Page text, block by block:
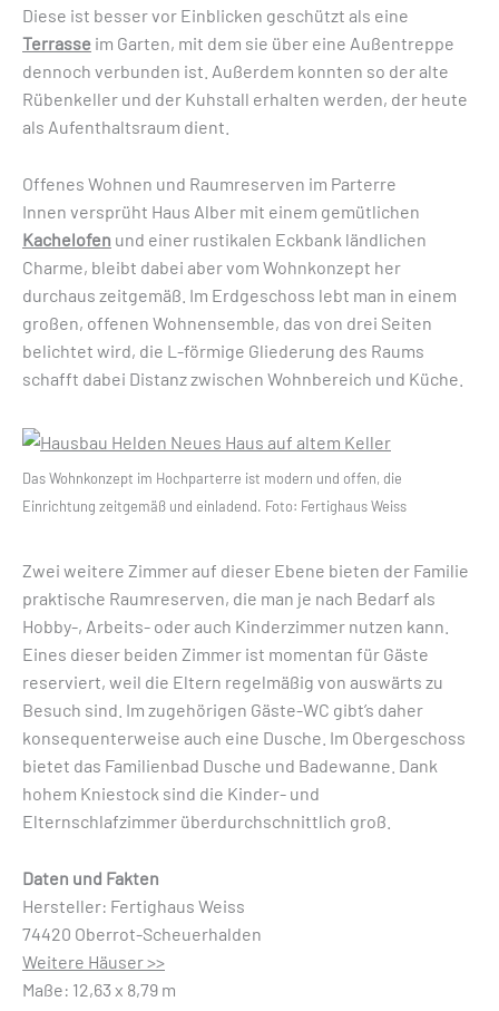
Diese ist besser vor Einblicken geschützt als eine
Terrasse im Garten, mit dem sie über eine Außentreppe
dennoch verbunden ist. Außerdem konnten so der alte
Rübenkeller und der Kuhstall erhalten werden, der heute
als Aufenthaltsraum dient.
Offenes Wohnen und Raumreserven im Parterre
Innen versprüht Haus Alber mit einem gemütlichen
Kachelofen und einer rustikalen Eckbank ländlichen
Charme, bleibt dabei aber vom Wohnkonzept her
durchaus zeitgemäß. Im Erdgeschoss lebt man in einem
großen, offenen Wohnensemble, das von drei Seiten
belichtet wird, die L-förmige Gliederung des Raums
schafft dabei Distanz zwischen Wohnbereich und Küche.
Das Wohnkonzept im Hochparterre ist modern und offen, die
Einrichtung zeitgemäß und einladend. Foto: Fertighaus Weiss
Zwei weitere Zimmer auf dieser Ebene bieten der Familie
praktische Raumreserven, die man je nach Bedarf als
Hobby-, Arbeits- oder auch Kinderzimmer nutzen kann.
Eines dieser beiden Zimmer ist momentan für Gäste
reserviert, weil die Eltern regelmäßig von auswärts zu
Besuch sind. Im zugehörigen Gäste-WC gibt’s daher
konsequenterweise auch eine Dusche. Im Obergeschoss
bietet das Familienbad Dusche und Badewanne. Dank
hohem Kniestock sind die Kinder- und
Elternschlafzimmer überdurchschnittlich groß.
Daten und Fakten
Hersteller: Fertighaus Weiss
74420 Oberrot-Scheuerhalden
Weitere Häuser >>
Maße: 12,63 x 8,79 m